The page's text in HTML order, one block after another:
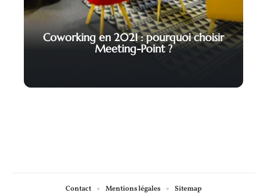
Coworking en 2021 : pourquoi choisir
Meeting-Point ?
Contact Mentions légales Sitemap